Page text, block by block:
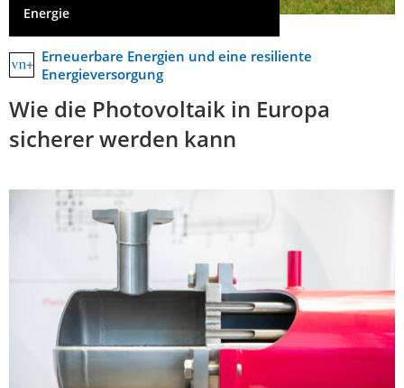
Energie
Erneuerbare Energien und eine resiliente
Energieversorgung
Wie die Photovoltaik in Europa
sicherer werden kann